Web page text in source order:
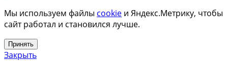
Мы используем файлы cookie и Яндекс.Метрику, чтобы
сайт работал и становился лучше.
Принять
Закрыть